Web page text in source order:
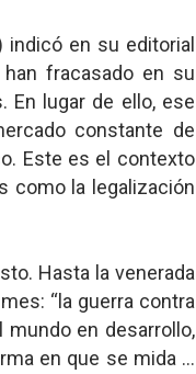
indicó en su editorial
han fracasado en su
En lugar de ello, ese
constante de
Este es el contexto
como la legalización
Hasta la venerada
“la guerra contra
mundo en desarrollo,
en que se mida …